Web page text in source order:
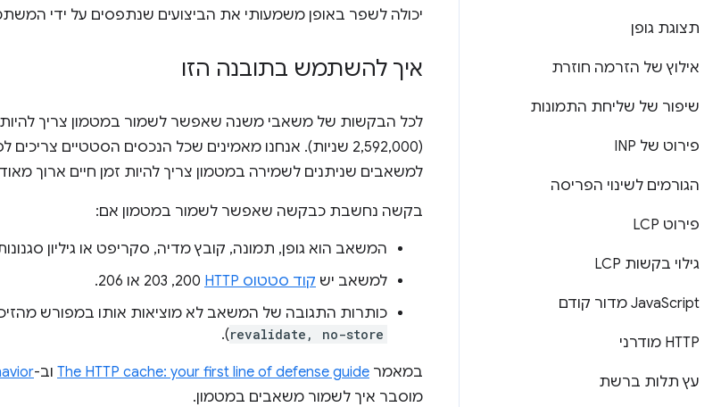
תצוגת גופן
אילוץ של הזרמה חוזרת
שיפור של שליחת התמונות
פירוט של INP
הגורמים לשינוי הפריסה
פירוט LCP
גילוי בקשות LCP
JavaScript מדור קודם
‫HTTP מודרני
עץ תלות ברשת
יכולה לשפר באופן משמעותי את הביצועים שנתפסים על ידי
איך להשתמש בתובנה הזו
(2,592,000 שניות). אנחנו מאמינים שכל הנכסים הסטטיים צריכים לפעול לפי
למשאבים שניתנים לשמירה במטמון צריך להיות זמן חיים ארוך מאוד (30 ימים או
בקשה נחשבת כבקשה שאפשר לשמור במטמון אם:
המשאב הוא גופן, תמונה, קובץ מדיה, סקריפט או גיליון
למשאב יש קוד סטטוס HTTP
כותרות התגובה של המשאב לא מוציאות אותו במפורש
revalidate, no-store
).
במאמר The HTTP cache: your first line of defense guide וב-codelab
מוסבר איך לשמור משאבים במטמון.